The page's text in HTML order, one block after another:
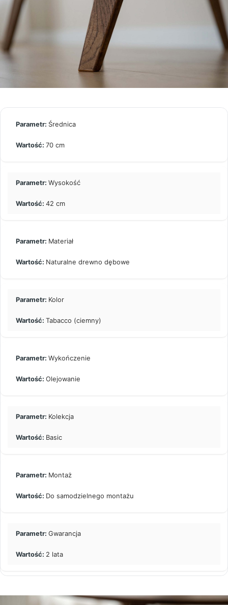
Średnica
70 cm
Wysokość
42 cm
Materiał
Naturalne drewno dębowe
Kolor
Tabacco (ciemny)
Wykończenie
Olejowanie
Kolekcja
Basic
Montaż
Do samodzielnego montażu
Gwarancja
2 lata